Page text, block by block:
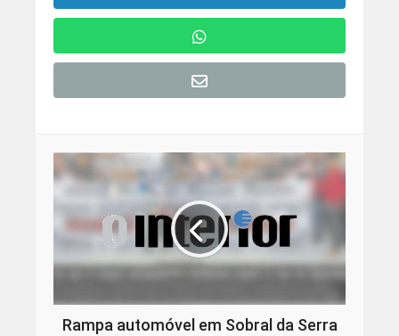
Rampa automóvel em Sobral da Serra